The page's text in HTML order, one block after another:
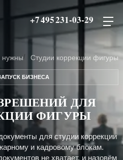
+7 495 231-03-29
нужны Студии коррекции фигуры
БИЗНЕСА
ДЛЯ
ФИГУРЫ
для студии коррекции
и кадровому блокам.
не хватает, и назовём